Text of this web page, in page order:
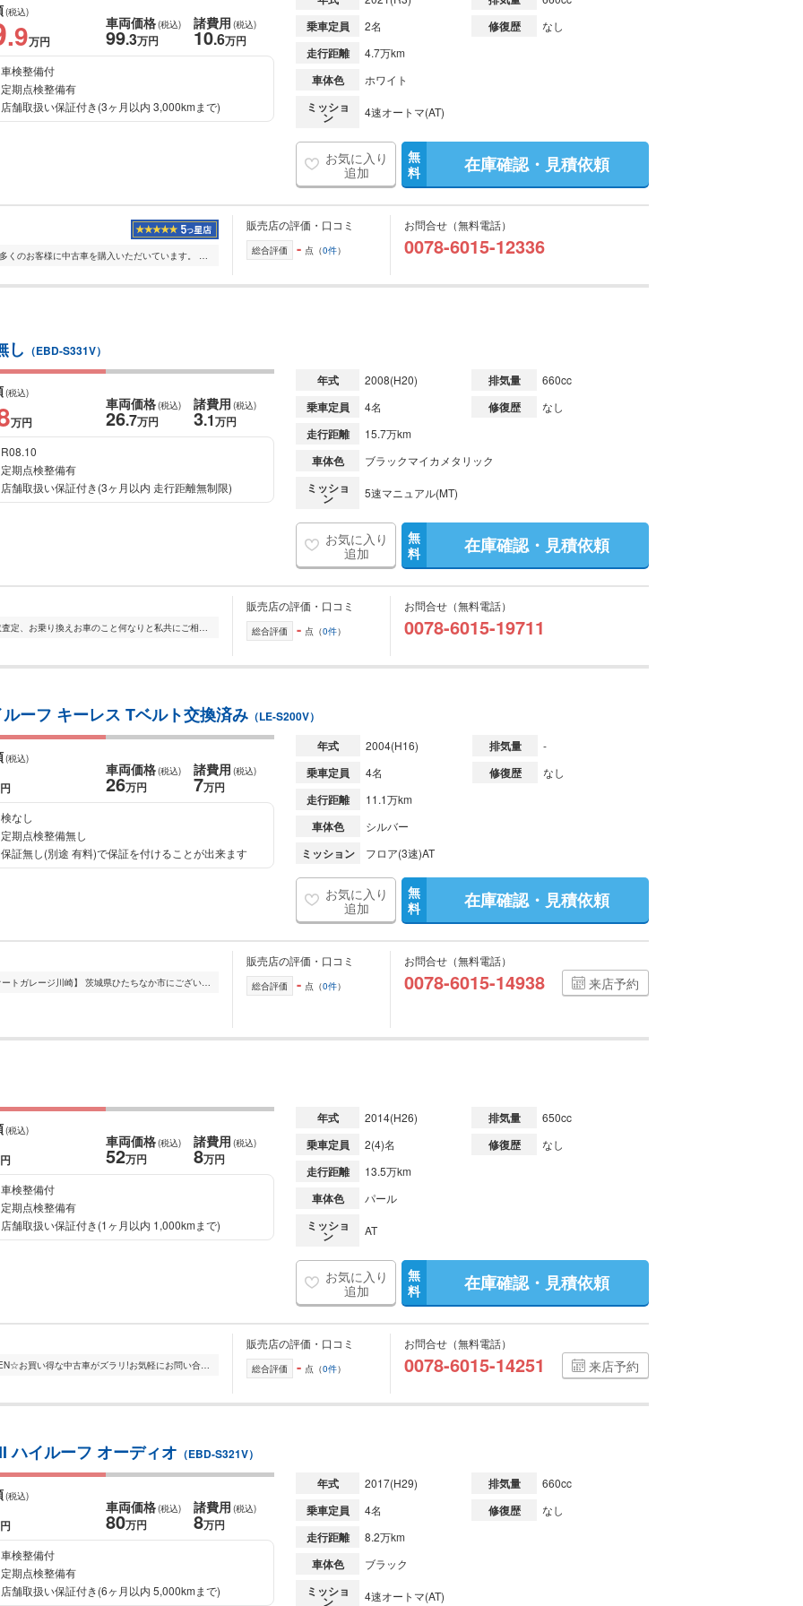
(税込)
.9万円
車両価格(税込)
99.3万円
諸費用 (税込)
10.6万円
車検整備付
定期点検整備有
店舗取扱い保証付き(3ヶ月以内 3,000kmまで)
乗車定員 2名 修復歴 なし
走行距離 4.7万km
車体色 ホワイト
ミッショ
ン 4速オートマ(AT)
お気に入り
追加
無
料
在庫確認・見積依頼
ネクステージ 取手店では多くのお客様に中古車を購入いただいています。 お車の買い替え・中古車の購入をお考えのお客様は、ぜひ弊店での購入をご検討ください。
販売店の評価・口コミ
総合評価 - 点（0件）
お問合せ（無料電話）
0078-6015-12336
し （EBD-S331V）
(税込)
万円
車両価格(税込)
26.7万円
諸費用 (税込)
3.1万円
R08.10
定期点検整備有
店舗取扱い保証付き(3ヶ月以内 走行距離無制限)
年式 2008(H20) 排気量 660cc
乗車定員 4名 修復歴 なし
走行距離 15.7万km
車体色 ブラックマイカメタリック
ミッショ
ン 5速マニュアル(MT)
お気に入り
追加
無
料
在庫確認・見積依頼
☆★☆ガリバー6号ひたちなか店に買取査定、お乗り換えお車のこと何なりと私共にご相談ください!☆★☆☆★☆お気軽にお立ち寄りくださいませ。店頭にないお車もお探しできますの...
販売店の評価・口コミ
総合評価 - 点（0件）
お問合せ（無料電話）
0078-6015-19711
ーフ キーレス Tベルト交換済み （LE-S200V）
(税込)
車両価格(税込)
26万円
諸費用 (税込)
7万円
検なし
定期点検整備無し
保証無し(別途 有料)で保証を付けることが出来ます
年式 2004(H16) 排気量 -
乗車定員 4名 修復歴 なし
走行距離 11.1万km
車体色 シルバー
ミッション フロア(3速)AT
お気に入り
追加
無
料
在庫確認・見積依頼
信頼と実績で安心のカーライフを! 【オートガレージ川崎】 茨城県ひたちなか市にございます【オートガレージ川崎】です! 当店はお客様に安心してお車をお選びいただける...
販売店の評価・口コミ
総合評価 - 点（0件）
お問合せ（無料電話）
0078-6015-14938 来店予約
(税込)
車両価格(税込)
52万円
諸費用 (税込)
8万円
車検整備付
定期点検整備有
店舗取扱い保証付き(1ヶ月以内 1,000kmまで)
年式 2014(H26) 排気量 650cc
乗車定員 2(4)名 修復歴 なし
走行距離 13.5万km
車体色 パール
ミッショ
ン AT
お気に入り
追加
無
料
在庫確認・見積依頼
茨城県常総市に2025年1月にNEW OPEN☆お買い得な中古車がズラリ!お気軽にお問い合わせください。多数在庫取り揃えております! 軽自動車からトラックまで幅広いラインアッ...
販売店の評価・口コミ
総合評価 - 点（0件）
お問合せ（無料電話）
0078-6015-14251 来店予約
ハイルーフ オーディオ （EBD-S321V）
(税込)
車両価格(税込)
80万円
諸費用 (税込)
8万円
車検整備付
定期点検整備有
店舗取扱い保証付き(6ヶ月以内 5,000kmまで)
年式 2017(H29) 排気量 660cc
乗車定員 4名 修復歴 なし
走行距離 8.2万km
車体色 ブラック
ミッショ
ン 4速オートマ(AT)